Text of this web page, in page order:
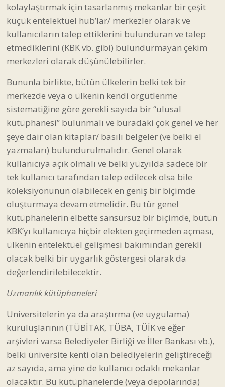
kolaylaştırmak için tasarlanmış mekanlar bir çeşit
küçük entelektüel hub’lar/ merkezler olarak ve
kullanıcıların talep ettiklerini bulunduran ve talep
etmediklerini (KBK vb. gibi) bulundurmayan çekim
merkezleri olarak düşünülebilirler.
Bununla birlikte, bütün ülkelerin belki tek bir
merkezde veya o ülkenin kendi örgütlenme
sistematiğine göre gerekli sayıda bir “ulusal
kütüphanesi” bulunmalı ve buradaki çok genel ve her
şeye dair olan kitaplar/ basılı belgeler (ve belki el
yazmaları) bulundurulmalıdır. Genel olarak
kullanıcıya açık olmalı ve belki yüzyılda sadece bir
tek kullanıcı tarafından talep edilecek olsa bile
koleksiyonunun olabilecek en geniş bir biçimde
oluşturmaya devam etmelidir. Bu tür genel
kütüphanelerin elbette sansürsüz bir biçimde, bütün
KBK’yı kullanıcıya hiçbir elekten geçirmeden açması,
ülkenin entelektüel gelişmesi bakımından gerekli
olacak belki bir uygarlık göstergesi olarak da
değerlendirilebilecektir.
Uzmanlık kütüphaneleri
Üniversitelerin ya da araştırma (ve uygulama)
kuruluşlarının (TÜBİTAK, TÜBA, TÜİK ve eğer
arşivleri varsa Belediyeler Birliği ve İller Bankası vb.),
belki üniversite kenti olan belediyelerin geliştireceği
az sayıda, ama yine de kullanıcı odaklı mekanlar
olacaktır. Bu kütüphanelerde (veya depolarında)